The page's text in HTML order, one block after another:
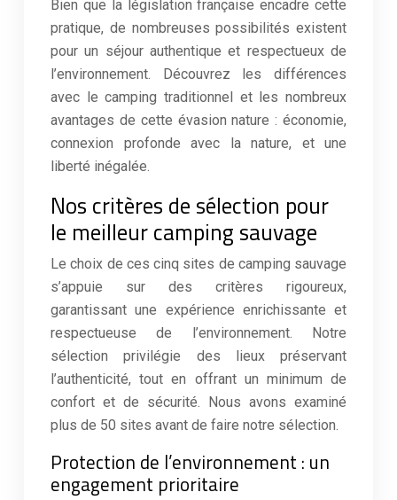
Bien que la législation française encadre cette
pratique, de nombreuses possibilités existent
pour un séjour authentique et respectueux de
l’environnement. Découvrez les différences
avec le camping traditionnel et les nombreux
avantages de cette évasion nature : économie,
connexion profonde avec la nature, et une
liberté inégalée.
Nos critères de sélection pour
le meilleur camping sauvage
Le choix de ces cinq sites de camping sauvage
s’appuie sur des critères rigoureux,
garantissant une expérience enrichissante et
respectueuse de l’environnement. Notre
sélection privilégie des lieux préservant
l’authenticité, tout en offrant un minimum de
confort et de sécurité. Nous avons examiné
plus de 50 sites avant de faire notre sélection.
Protection de l’environnement : un
engagement prioritaire